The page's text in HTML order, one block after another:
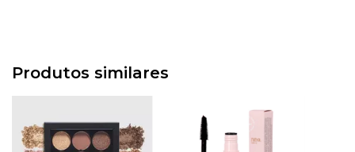
Produtos similares